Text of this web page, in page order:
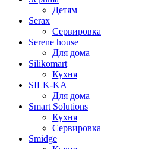
Детям
Serax
Сервировка
Serene house
Для дома
Silikomart
Кухня
SILK-KA
Для дома
Smart Solutions
Кухня
Сервировка
Smidge